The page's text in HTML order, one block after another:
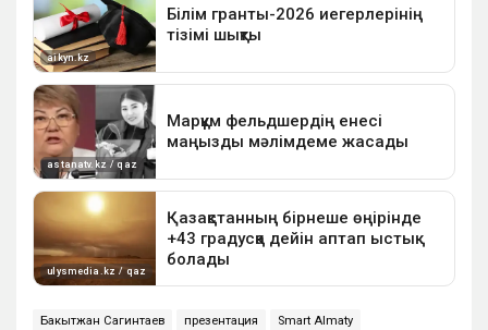
Бакытжан Сагинтаев презентация Smart Almaty